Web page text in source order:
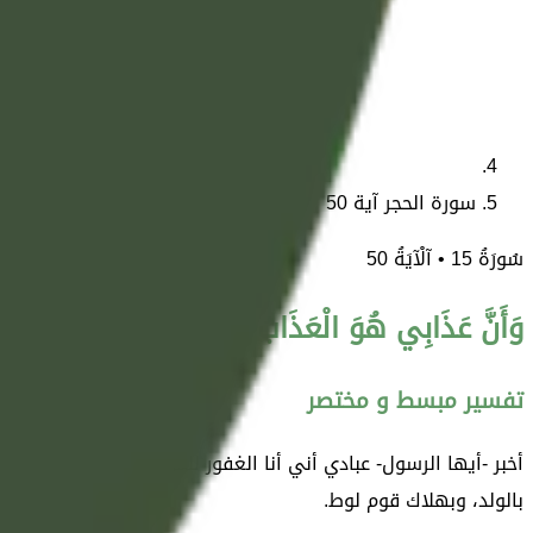
سورة الحجر آية 50
سُورَةُ15 • آلْآيَةُ50
وَأَنَّ عَذَابِي هُوَ الْعَذَابُ الْأَلِيمُ
تفسير مبسط و مختصر
أخبر -أيها الرسول- عبادي أني أنا الغفور للمؤمنين التائبين،
بالولد، وبهلاك قوم لوط.